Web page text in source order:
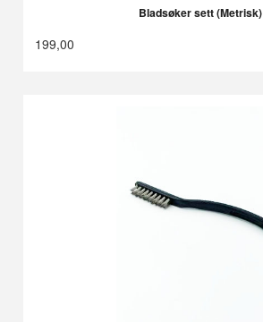
Bladsøker sett (Metrisk)
199,00